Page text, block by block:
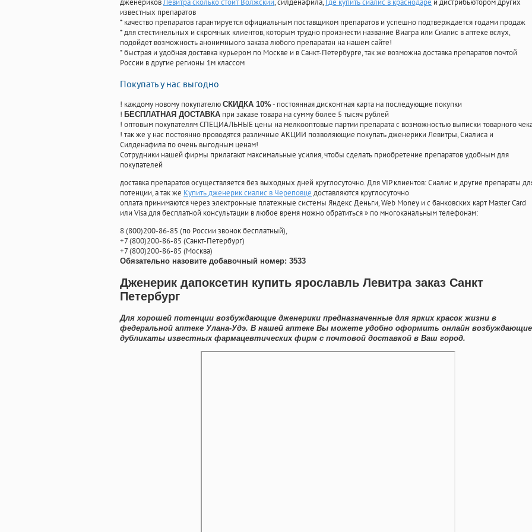
дженериковЛевитра сколько стоит Волжский, силденафила, Где купить сиалис в краснодаре и дистрибьютором других
известных препаратов
* качество препаратов гарантируется официальным поставщиком препаратов и успешно подтверждается годами продаж
* для стестинельных и скромных клиентов, которым трудно произнести название Виагра или Сиалис в аптеке вслух,
подойдет возможность анонимныого заказа любого препаратан на нашем сайте!
* быстрая и удобная доставка курьером по Москве и в Санкт-Петербурге, так же возможна доставка препаратов почтой
России в другие регионы 1м классом
Покупать у нас выгодно
! каждому новому покупателю СКИДКА 10%- постоянная дисконтная карта на последующие покупки
! БЕСПЛАТНАЯ ДОСТАВКА при заказе товара на сумму более 5 тысяч рублей
! оптовым покупателям СПЕЦИАЛЬНЫЕ цены на мелкооптовые партии препарата с возможностью выписки товарного
! так же у нас постоянно проводятся различные АКЦИИ позволяющие покупать дженерики Левитры, Сиалиса и
Силденафила по очень выгодным ценам!
Cотрудники нашей фирмы прилагают максимальные усилия, чтобы сделать приобретение препаратов удобным для
покупателей
доставка препаратов осуществляется без выходных дней круглосуточно. Для VIP клиентов: Сиалис и другие препараты
потенции, а так же Купить дженерик сиалис в Череповце доставляются круглосуточно
оплата принимаются через электронные платежные системы Яндекс Деньги, Web Money и с банковских карт Master Card
или Visa для бесплатной консультации в любое время можно обратиться» по многоканальным телефонам:
8(800)200-86-85 (по России звонок бесплатный),
+7(800)200-86-85 (Санкт-Петербург)
+7(800)200-86-85 (Москва)
Обязательно назовите добавочный номер: 3533
Дженерик дапоксетин купить ярославль Левитра заказ Санкт
Петербург
Для хорошей потенции возбуждающие дженерики предназначенные для ярких красок жизни в
федеральной аптеке Улана-Удэ. В нашей аптеке Вы можете удобно оформить онлайн возбуждающие
дубликаты известных фармацевтических фирм с почтовой доставкой в Ваш город.